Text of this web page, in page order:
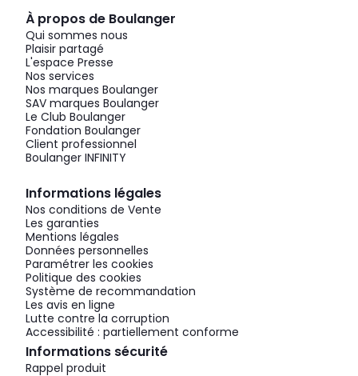
À propos de Boulanger
Qui sommes nous
Plaisir partagé
L'espace Presse
Nos services
Nos marques Boulanger
SAV marques Boulanger
Le Club Boulanger
Fondation Boulanger
Client professionnel
Boulanger INFINITY
Informations légales
Nos conditions de Vente
Les garanties
Mentions légales
Données personnelles
Paramétrer les cookies
Politique des cookies
Système de recommandation
Les avis en ligne
Lutte contre la corruption
Accessibilité : partiellement conforme
Informations sécurité
Rappel produit